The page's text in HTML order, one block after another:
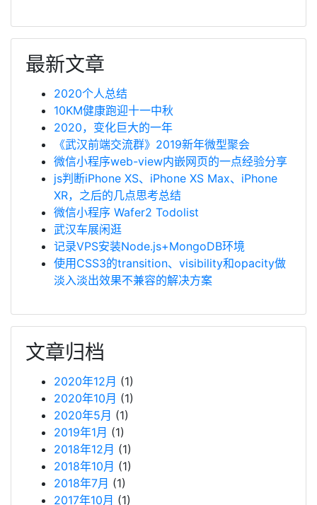
最新文章
2020个人总结
10KM健康跑迎十一中秋
2020，变化巨大的一年
《武汉前端交流群》2019新年微型聚会
微信小程序web-view内嵌网页的一点经验分享
js判断iPhone XS、iPhone XS Max、iPhone
XR，之后的几点思考总结
微信小程序 Wafer2 Todolist
武汉车展闲逛
记录VPS安装Node.js+MongoDB环境
使用CSS3的transition、visibility和opacity做
淡入淡出效果不兼容的解决方案
文章归档
2020年12月 (1)
2020年10月 (1)
2020年5月 (1)
2019年1月 (1)
2018年12月 (1)
2018年10月 (1)
2018年7月 (1)
2017年10月 (1)